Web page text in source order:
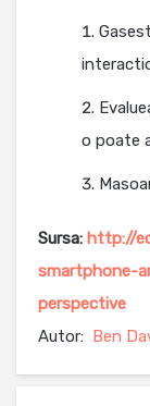
o poate
Sursa: http://
smartphone-
perspective
Autor: Ben